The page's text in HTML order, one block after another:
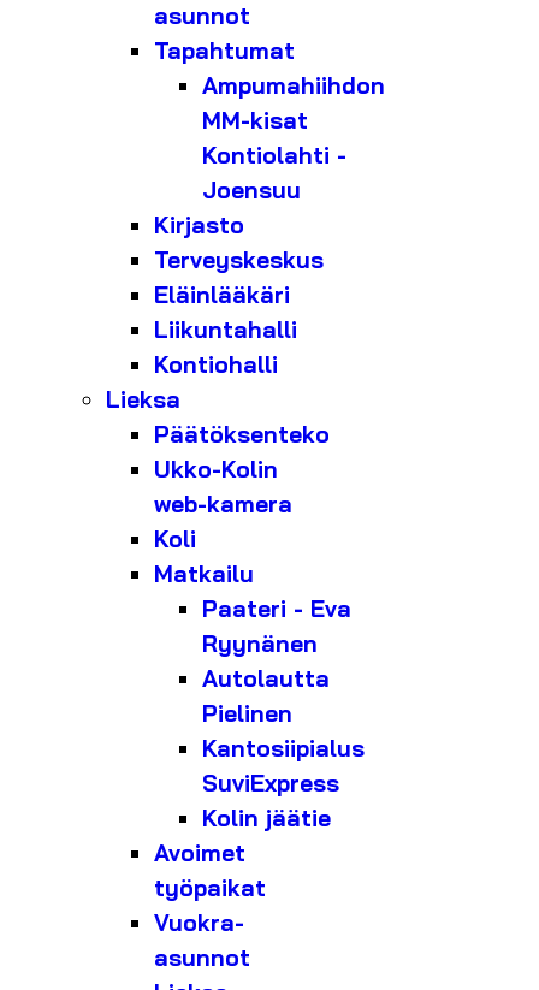
asunnot
Tapahtumat
Ampumahiihdon
MM-kisat
Kontiolahti -
Joensuu
Kirjasto
Terveyskeskus
Eläinlääkäri
Liikuntahalli
Kontiohalli
Lieksa
Päätöksenteko
Ukko-Kolin
web-kamera
Koli
Matkailu
Paateri - Eva
Ryynänen
Autolautta
Pielinen
Kantosiipialus
SuviExpress
Kolin jäätie
Avoimet
työpaikat
Vuokra-
asunnot